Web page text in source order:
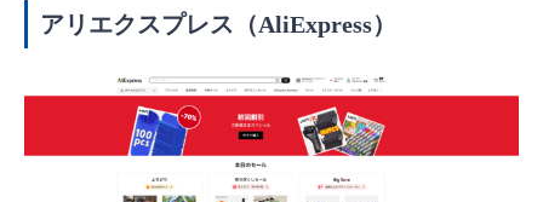
アリエクスプレス（AliExpress）